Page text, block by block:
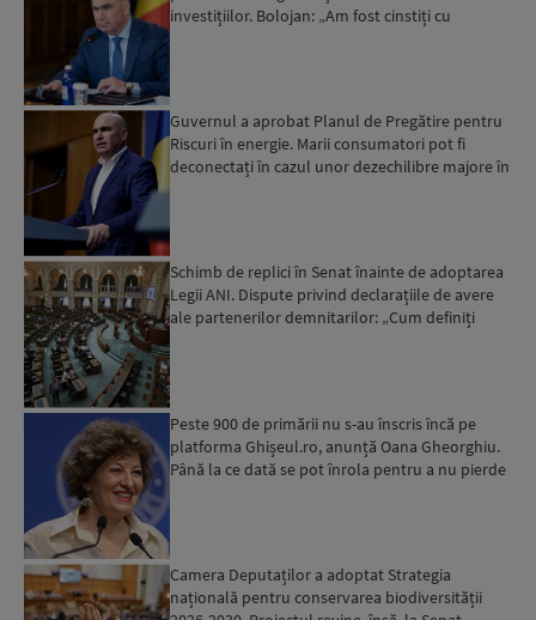
investițiilor. Bolojan: „Am fost cinstiți cu
Guvernul a aprobat Planul de Pregătire pentru
Riscuri în energie. Marii consumatori pot fi
deconectați în cazul unor dezechilibre majore în
Schimb de replici în Senat înainte de adoptarea
Legii ANI. Dispute privind declarațiile de avere
ale partenerilor demnitarilor: „Cum definiți
Peste 900 de primării nu s-au înscris încă pe
platforma Ghișeul.ro, anunță Oana Gheorghiu.
Până la ce dată se pot înrola pentru a nu pierde
Camera Deputaților a adoptat Strategia
națională pentru conservarea biodiversității